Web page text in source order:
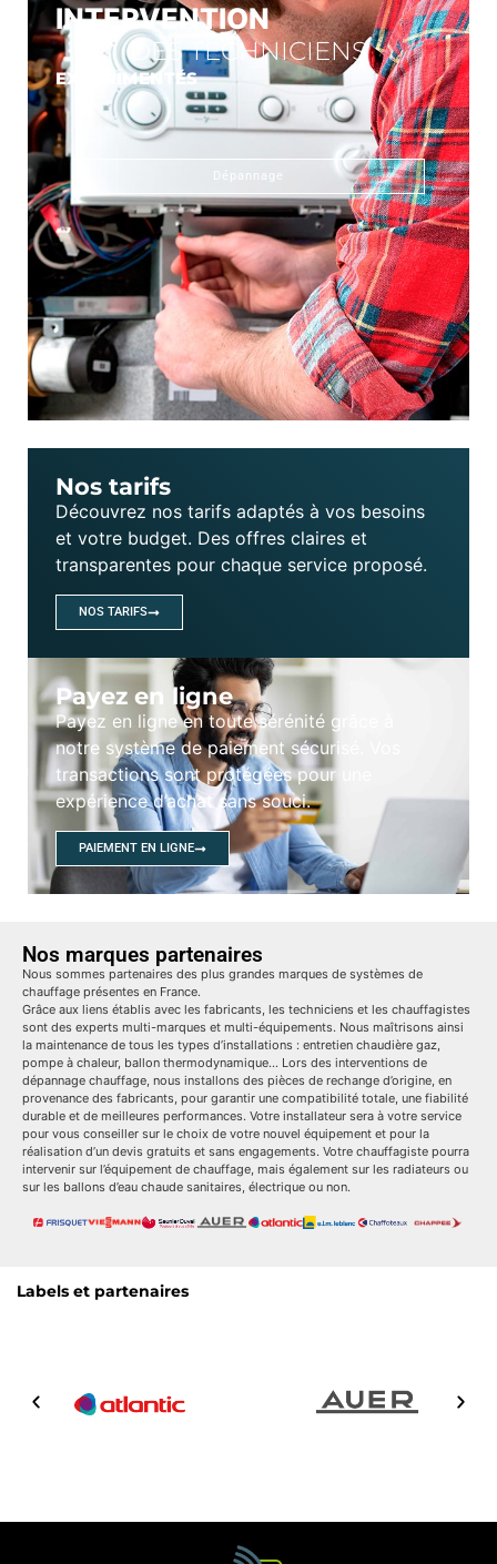
INTERVENTION
DES TECHNICIENS
EXPÉRIMENTÉS
Dépannage
Nos tarifs
Découvrez nos tarifs adaptés à vos besoins
et votre budget. Des offres claires et
transparentes pour chaque service proposé.
NOS TARIFS
Payez en ligne
Payez en ligne en toute sérénité grâce à
notre système de paiement sécurisé. Vos
transactions sont protégées pour une
expérience d’achat sans souci.
PAIEMENT EN LIGNE
Nos marques partenaires
Nous sommes partenaires des plus grandes marques de systèmes de
chauffage présentes en France.
Grâce aux liens établis avec les fabricants, les techniciens et les chauffagistes
sont des experts multi-marques et multi-équipements. Nous maîtrisons ainsi
la maintenance de tous les types d’installations : entretien chaudière gaz,
pompe à chaleur, ballon thermodynamique… Lors des interventions de
dépannage chauffage, nous installons des pièces de rechange d’origine, en
provenance des fabricants, pour garantir une compatibilité totale, une fiabilité
durable et de meilleures performances. Votre installateur sera à votre service
pour vous conseiller sur le choix de votre nouvel équipement et pour la
réalisation d’un devis gratuits et sans engagements. Votre chauffagiste pourra
intervenir sur l’équipement de chauffage, mais également sur les radiateurs ou
sur les ballons d’eau chaude sanitaires, électrique ou non.
Labels et partenaires